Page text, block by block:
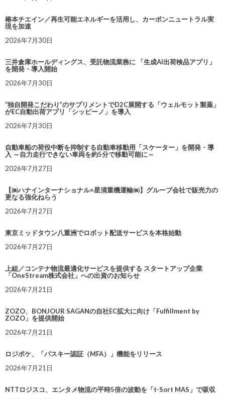
椿本チエイン／再生可能エネルギーを活用し、カーボンニュートラル実
現を加速
2026年7月30日
三井倉庫ホールディングス、受託物流業務に 「生成AI出荷検品アプリ」
を開発・導入開始
2026年7月30日
“独自開発こだわり”のサプリメントでD2C展開する「ウェルモット製薬」
がEC自動出荷アプリ「シッピーノ」を導入
2026年7月30日
自動車船の荷役中断を抑制する自動車移動用「スケーター」を開発・導
入 ～自力走行できない車両を約5分で移動可能に～
2026年7月27日
【㈱ハナインターナショナル×星清重機運輸㈱】グループ会社で販売力の
更なる強化ねらう
2026年7月27日
東京ミッドタウン八重洲でロボット配送サービスを本格始動
2026年7月27日
上組／コンテナ物流最適化サービスを提供する スタートアップ企業
「OneStream株式会社」への出資のお知らせ
2026年7月21日
ZOZO、BONJOUR SAGANの自社EC拡大に向け「Fulfillment by
ZOZO」を提供開始
2026年7月21日
ロジポケ、「パスキー認証（MFA）」機能をリリース
2026年7月21日
NTTロジスコ、エンタメ物流の平時5倍の波動を「t-Sort MAS」で吸収